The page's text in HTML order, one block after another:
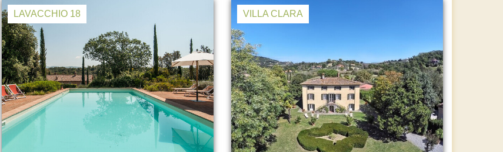
LAVACCHIO 18 VILLA CLARA